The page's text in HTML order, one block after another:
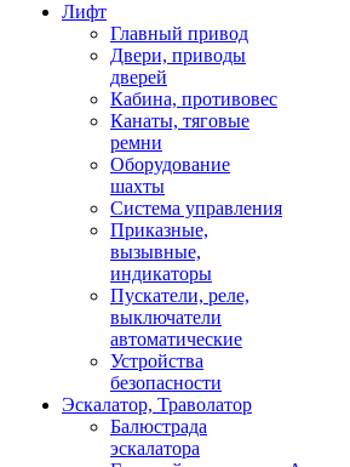
Лифт
Главный привод
Двери, приводы
дверей
Кабина, противовес
Канаты, тяговые
ремни
Оборудование
шахты
Система управления
Приказные,
вызывные,
индикаторы
Пускатели, реле,
выключатели
автоматические
Устройства
безопасности
Эскалатор, Траволатор
Балюстрада
эскалатора